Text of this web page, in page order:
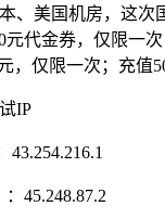
、美国机房，这次
元代金券，仅限一
，仅限一次；充值
IP
45.248.87.2